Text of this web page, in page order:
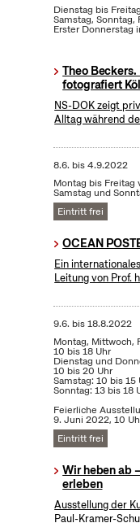
Dienstag bis
Samstag, Sonntag,
Erster Donnerstag
Theo
fotografiert
NS-DOK zeigt
Alltag während
8.6. bis4.9.2022
Montag bis Freitag
Samstag und
Eintritt frei
OCEAN
Ein
Leitung von Prof.
9.6. bis18.8.2022
Montag, Mittwoch,
10 bis 18 Uhr
Dienstag und
10 bis 20 Uhr
Samstag: 10 bis 15
Sonntag: 13 bis 18
Feierliche
9. Juni 2022, 10
Eintritt frei
Wir heben ab
erleben
Ausstellung der
Paul-Kramer-